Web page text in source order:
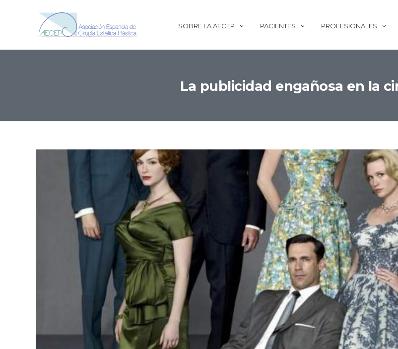
SOBRE LA AECEP PACIENTES PROFESIONALES
La publicidad engañosa en la